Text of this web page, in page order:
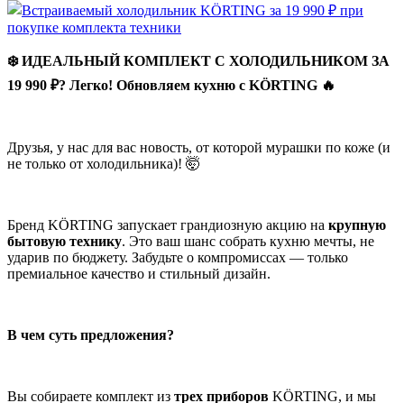
❄️ ИДЕАЛЬНЫЙ КОМПЛЕКТ C ХОЛОДИЛЬНИКОМ ЗА
19 990 ₽? Легко! Обновляем кухню с KÖRTING 🔥
Друзья, у нас для вас новость, от которой мурашки по коже (и
не только от холодильника)! 🤯
Бренд KÖRTING запускает грандиозную акцию на крупную
бытовую технику. Это ваш шанс собрать кухню мечты, не
ударив по бюджету. Забудьте о компромиссах — только
премиальное качество и стильный дизайн.
В чем суть предложения?
Вы собираете комплект из трех приборов KÖRTING, и мы